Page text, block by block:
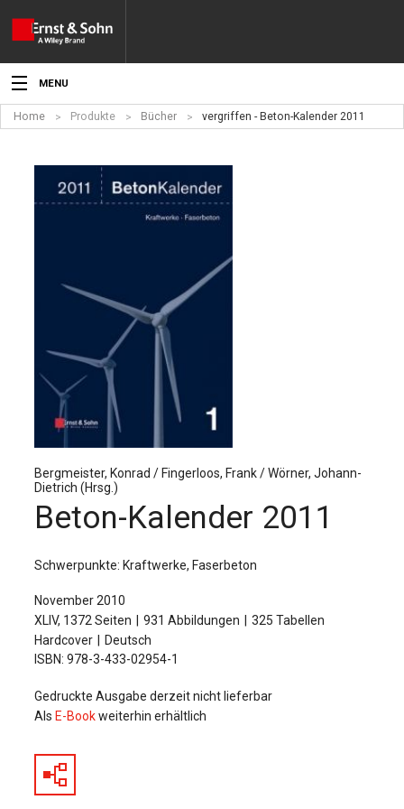
MENU
Aktuelles
Veranstaltungen
Angebote
Produkte
Für Autor:innen
Verlag
Sprache / Language: DE
Home Produkte Bücher vergriffen - Beton-Kalender 2011
Bergmeister, Konrad / Fingerloos, Frank / Wörner, Johann-
Dietrich (Hrsg.)
Beton-Kalender 2011
Schwerpunkte: Kraftwerke, Faserbeton
November 2010
XLIV, 1372 Seiten
931 Abbildungen
325 Tabellen
Hardcover
Deutsch
ISBN: 978-3-433-02954-1
Gedruckte Ausgabe derzeit nicht lieferbar
Als E-Bookweiterhin erhältlich